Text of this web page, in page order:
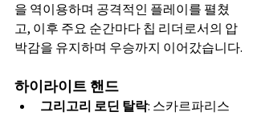
을 역이용하며 공격적인 플레이를 펼쳤
고, 이후 주요 순간마다 칩 리더로서의 압
박감을 유지하며 우승까지 이어갔습니다.
하이라이트 핸드
그리고리 로딘 탈락: 스카르파리스